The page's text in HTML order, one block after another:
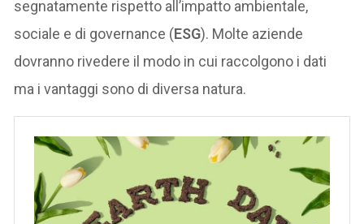
segnatamente rispetto all’impatto ambientale,
sociale e di governance (ESG). Molte aziende
dovranno rivedere il modo in cui raccolgono i dati
ma i vantaggi sono di diversa natura.